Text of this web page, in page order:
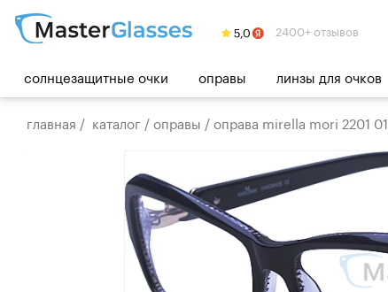
2400+ отзывов
солнцезащитные очки оправы линзы для очков
главная / каталог /оправы /оправа mirella mori 2201 01